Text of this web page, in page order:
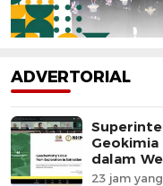
ADVERTORIAL
dalam
23 jam